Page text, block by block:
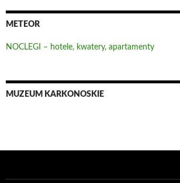
METEOR
NOCLEGI – hotele, kwatery, apartamenty
MUZEUM KARKONOSKIE